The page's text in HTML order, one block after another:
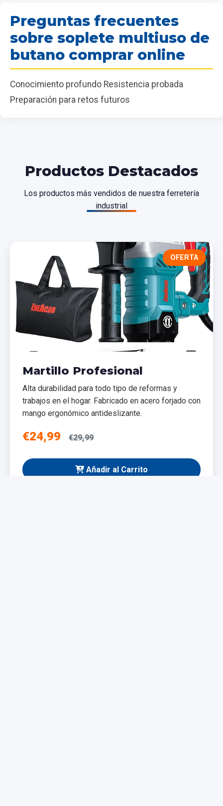
Preguntas frecuentes
sobre soplete multiuso de
butano comprar online
Conocimiento profundo Resistencia probada
Preparación para retos futuros
Productos Destacados
Los productos más vendidos de nuestra ferretería
industrial
OFERTA
Martillo Profesional
Alta durabilidad para todo tipo de reformas y
trabajos en el hogar. Fabricado en acero forjado con
mango ergonómico antideslizante.
€24,99 €29,99
Añadir al Carrito